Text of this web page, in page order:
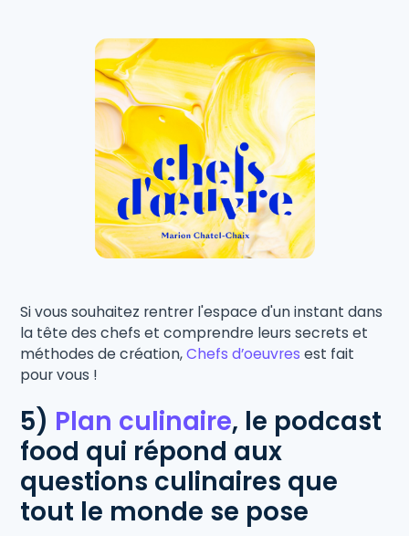
Si vous souhaitez rentrer l'espace d'un instant dans
la tête des chefs et comprendre leurs secrets et
méthodes de création,Chefs d’oeuvres est fait
pour vous !
5) Plan culinaire, le podcast
food qui répond aux
questions culinaires que
tout le monde se pose